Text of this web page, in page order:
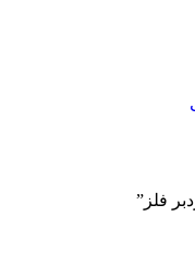
فلز”